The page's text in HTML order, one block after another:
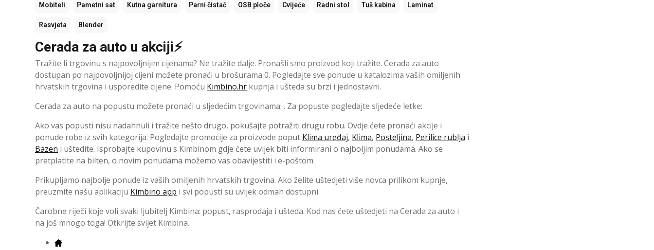
Mobiteli Pametni sat Kutna garnitura Parni čistač OSB ploče Cvijeće Radni stol Tuš kabina Laminat
Rasvjeta Blender
Cerada za auto u akciji⚡
Tražite li trgovinu s najpovoljnijim cijenama? Ne tražite dalje. Pronašli smo proizvod koji tražite. Cerada za auto
dostupan po najpovoljnijoj cijeni možete pronaći u brošurama 0. Pogledajte sve ponude u katalozima vaših omiljenih
hrvatskih trgovina i usporedite cijene. Pomoću Kimbino.hr kupnja i ušteda su brzi i jednostavni.
Cerada za auto na popustu možete pronaći u sljedećim trgovinama: . Za popuste pogledajte sljedeće letke:
Ako vas popusti nisu nadahnuli i tražite nešto drugo, pokušajte potražiti drugu robu. Ovdje ćete pronaći akcije i
ponude robe iz svih kategorija. Pogledajte promocije za proizvode poput Klima uređaj, Klima, Posteljina, Perilice rublja i
Bazen i uštedite. Isprobajte kupovinu s Kimbinom gdje ćete uvijek biti informirani o najboljim ponudama. Ako se
pretplatite na bilten, o novim ponudama možemo vas obavijestiti i e-poštom.
Prikupljamo najbolje ponude iz vaših omiljenih hrvatskih trgovina. Ako želite uštedjeti više novca prilikom kupnje,
preuzmite našu aplikaciju Kimbino app i svi popusti su uvijek odmah dostupni.
Čarobne riječi koje voli svaki ljubitelj Kimbina: popust, rasprodaja i ušteda. Kod nas ćete uštedjeti na Cerada za auto i
na još mnogo toga! Otkrijte svijet Kimbina.